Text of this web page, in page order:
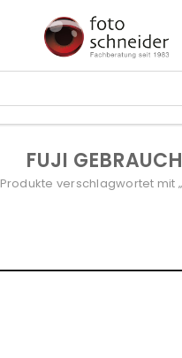
FUJI
Produkte verschlagwortet mit